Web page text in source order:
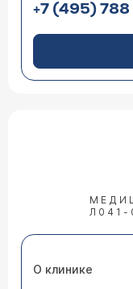
+7 (495)
Л041-
О клинике